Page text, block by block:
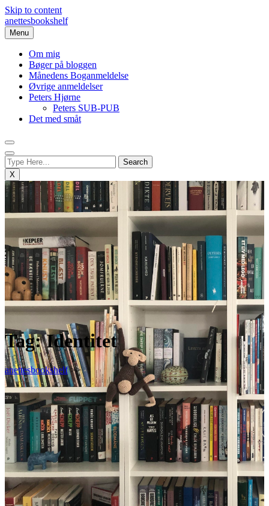
Skip to content
anettesbookshelf
Menu
Om mig
Bøger på bloggen
Månedens Boganmeldelse
Øvrige anmeldelser
Peters Hjørne
Peters SUB-PUB
Det med småt
X
Tag:Identitet
anettesbookshelf>>